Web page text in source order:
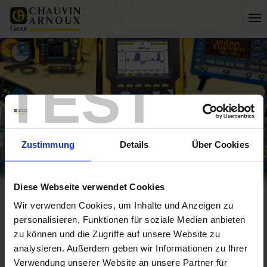
TEST
Zustimmung Details Über Cookies
Diese Webseite verwendet Cookies
Wir verwenden Cookies, um Inhalte und Anzeigen zu
personalisieren, Funktionen für soziale Medien anbieten
zu können und die Zugriffe auf unsere Website zu
analysieren. Außerdem geben wir Informationen zu Ihrer
Verwendung unserer Website an unsere Partner für
Startseite Teaching and learning materials for physics, chemistry and biology
Startseite
Teaching and learning